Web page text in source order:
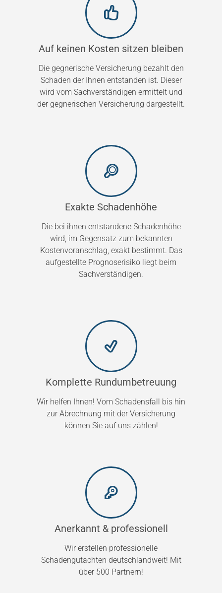
Auf keinen Kosten sitzen bleiben
Die gegnerische Versicherung bezahlt den
Schaden der Ihnen entstanden ist. Dieser
wird vom Sachverständigen ermittelt und
der gegnerischen Versicherung dargestellt.
Exakte Schadenhöhe
Die bei ihnen entstandene Schadenhöhe
wird, im Gegensatz zum bekannten
Kostenvoranschlag, exakt bestimmt. Das
aufgestellte Prognoserisiko liegt beim
Sachverständigen.
Komplette Rundumbetreuung
Wir helfen Ihnen! Vom Schadensfall bis hin
zur Abrechnung mit der Versicherung
können Sie auf uns zählen!
Anerkannt & professionell
Wir erstellen professionelle
Schadengutachten deutschlandweit! Mit
über 500 Partnern!